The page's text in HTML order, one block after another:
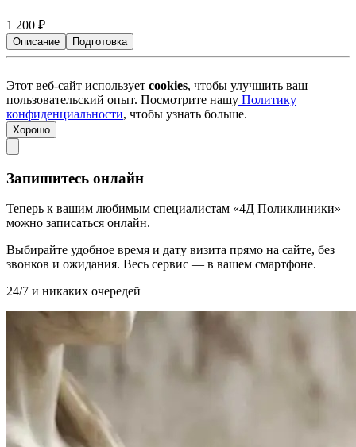
1 200 ₽
Описание Подготовка
Этот веб-сайт использует cookies, чтобы улучшить ваш
пользовательский опыт. Посмотрите нашу Политику
конфиденциальности, чтобы узнать больше.
Хорошо
Запишитесь онлайн
Теперь к вашим любимым специалистам «4Д Поликлиники»
можно записаться онлайн.
Выбирайте удобное время и дату визита прямо на сайте, без
звонков и ожидания. Весь сервис — в вашем смартфоне.
24/7 и никаких очередей